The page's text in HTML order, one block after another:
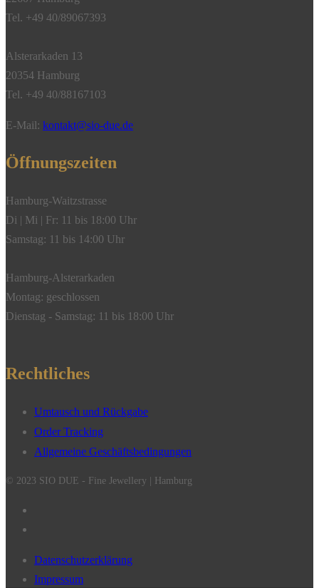
Prasiolith,
750/-
Menge
Tel. +49 40/89067393
Alsterarkaden 13
20354 Hamburg
Tel. +49 40/88167103
E-Mail: kontakt@sio-due.de
Öffnungszeiten
Hamburg-Waitzstrasse
Di | Mi | Fr: 11 bis 18:00 Uhr
Samstag: 11 bis 14:00 Uhr
Hamburg-Alsterarkaden
Montag: geschlossen
Dienstag - Samstag: 11 bis 18:00 Uhr
Rechtliches
Umtausch und Rückgabe
Order Tracking
Allgemeine Geschäftsbedingungen
© 2023 SIO DUE - Fine Jewellery | Hamburg
Datenschutzerklärung
Impressum